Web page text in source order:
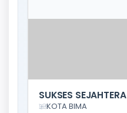
SUKSES SEJAHTERA
KOTA BIMA